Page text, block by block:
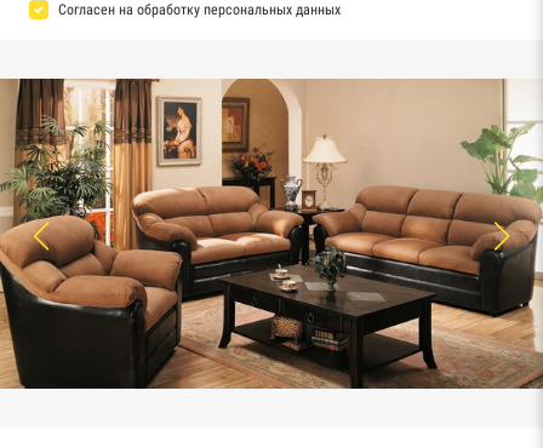
Согласен на обработку персональных данных